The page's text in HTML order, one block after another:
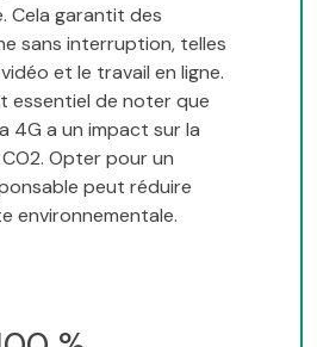
Cela garantit des
sans interruption, telles
et le travail en ligne.
essentiel de noter que
4G a un impact sur la
Opter pour un
peut réduire
environnementale.